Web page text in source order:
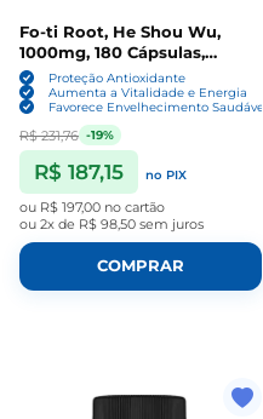
Fo-ti Root, He Shou Wu,
1000mg, 180 Cápsulas,
PipingRock
Proteção Antioxidante
Aumenta a Vitalidade e Energia
Favorece Envelhecimento Saudável
R$ 231,76 -19%
R$ 187,15 no PIX
ou R$ 197,00 no cartão
ou 2x de R$ 98,50 sem juros
COMPRAR